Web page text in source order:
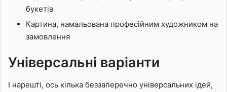
букетів
Картина, намальована професійним художником на
замовлення
Універсальні варіанти
І нарешті, ось кілька беззаперечно універсальних ідей,